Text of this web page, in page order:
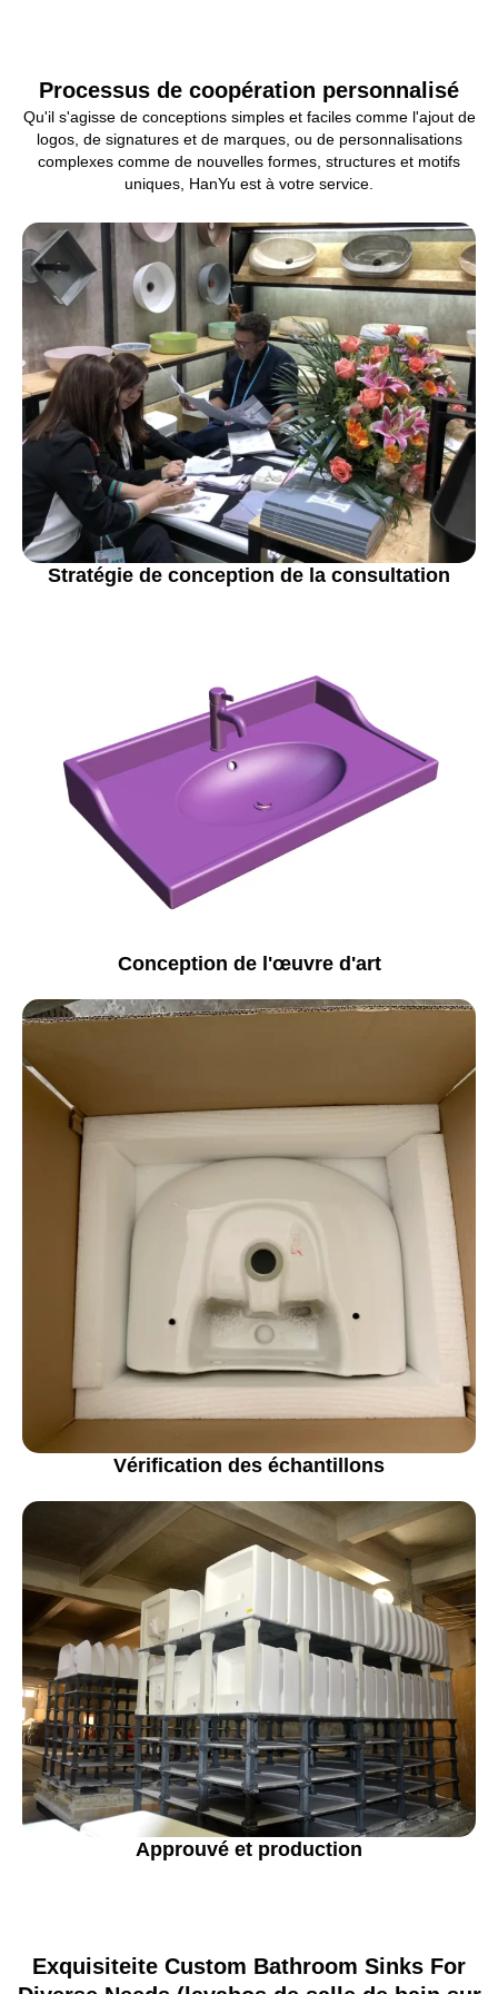
Processus de coopération personnalisé
Qu'il s'agisse de conceptions simples et faciles comme l'ajout de
logos, de signatures et de marques, ou de personnalisations
complexes comme de nouvelles formes, structures et motifs
uniques, HanYu est à votre service.
Stratégie de conception de la consultation
Conception de l'œuvre d'art
Vérification des échantillons
Approuvé et production
Exquisiteite Custom Bathroom Sinks For